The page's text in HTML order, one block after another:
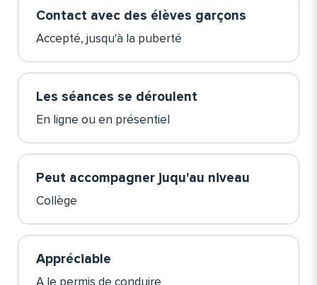
Contact avec des élèves garçons
Accepté, jusqu'à la puberté
Les séances se déroulent
En ligne ou en présentiel
Peut accompagner juqu'au niveau
Collège
Appréciable
A le permis de conduire